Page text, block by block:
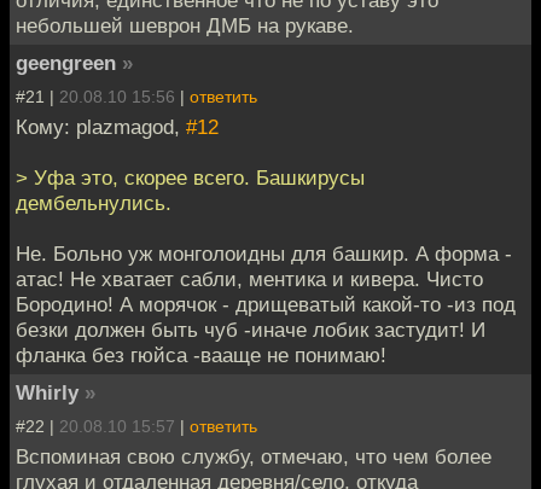
небольшей шеврон ДМБ на рукаве.
geengreen »
#21 | 20.08.10 15:56 | ответить
Кому: plazmagod, #12
> Уфа это, скорее всего. Башкирусы
дембельнулись.
Не. Больно уж монголоидны для башкир. А форма -
атас! Не хватает сабли, ментика и кивера. Чисто
Бородино! А морячок - дрищеватый какой-то -из под
безки должен быть чуб -иначе лобик застудит! И
фланка без гюйса -вааще не понимаю!
Whirly »
#22 | 20.08.10 15:57 | ответить
Вспоминая свою службу, отмечаю, что чем более
глухая и отдаленная деревня/село, откуда